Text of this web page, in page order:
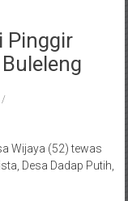
Pinggir
Wijaya (52) tewas
Desa Dadap Putih,